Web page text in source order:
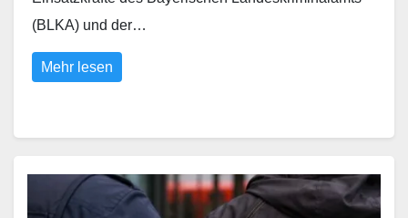
(BLKA) und der…
Mehr lesen